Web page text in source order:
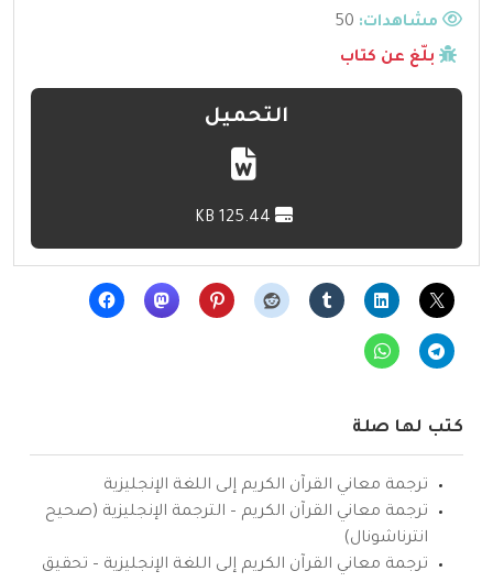
مشاهدات:
بلّغ عن كتاب
التحميل
كتب لها صلة
ترجمة معاني القرآن الكريم إلى اللغة الإنجليزية
ترجمة معاني القرآن الكريم – الترجمة الإنجليزية (صحيح
انترناشونال)
ترجمة معاني القرآن الكريم إلى اللغة الإنجليزية – تحقيق